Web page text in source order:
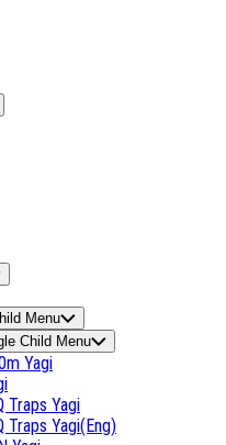
Menu
Child Menu
Yagi
Traps Yagi
Traps Yagi(Eng)